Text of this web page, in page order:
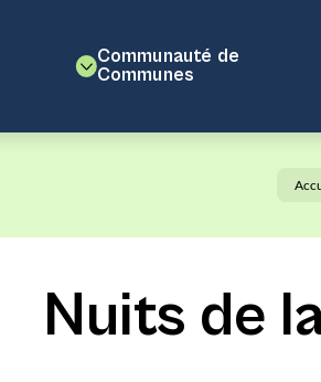
Communauté de
Communes
Nuits de